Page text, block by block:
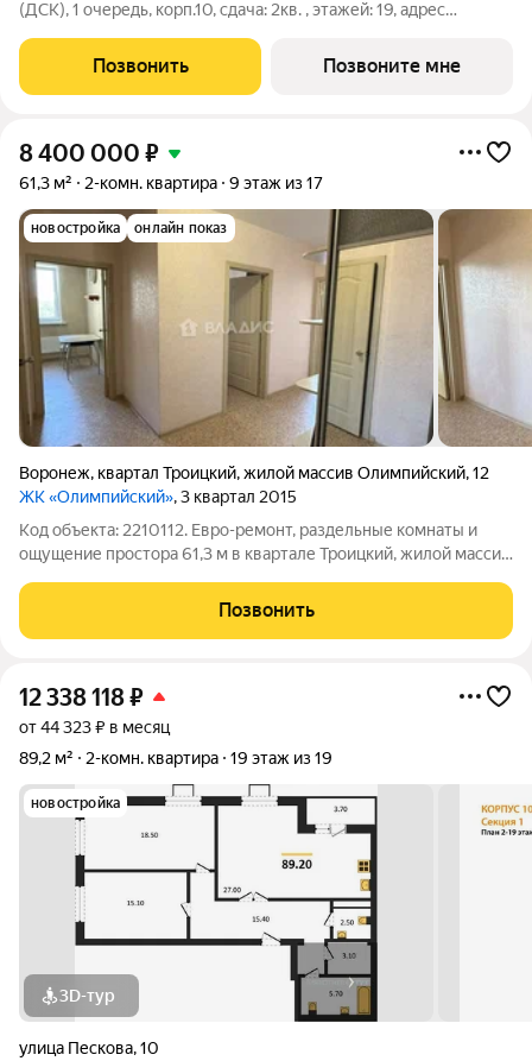
(ДСК), 1 очередь, корп.10, сдача: 2кв. , этажей: 19, адрес
Позвонить Позвоните мне
8 400 000 ₽
61,3 м² 2-комн. квартира 9 этаж из 17
новостройка онлайн показ
Воронеж, квартал Троицкий,жилой массив Олимпийский,12
ЖК «Олимпийский», 3 квартал 2015
Код объекта: 2210112. Евро-ремонт, раздельные комнаты и
ощущение простора 61,3 м в квартале Троицкий, жилой массив
светлый 22-метровый зал, отдельная 17-метровая комната и
кухня 10 м, где удобно
Позвонить
12 338 118₽
от 44 323 ₽ в месяц
89,2 м²
2-комн. квартира 19 этаж из 19
новостройка
3D-тур
улица Пескова,10